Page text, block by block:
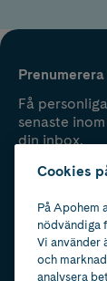
Få
senaste
din inbox.
Cookies
På Apohem
nödvändiga
Vi använder
och
analysera